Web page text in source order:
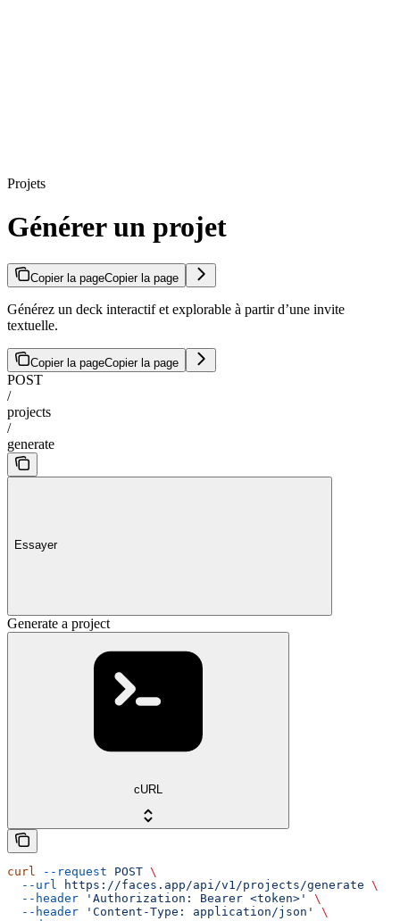
Projets
Générer un projet
Copier la pageCopier la page
Générez un deck interactif et explorable à partir d’une invite
textuelle.
Copier la pageCopier la page
POST
/
projects
/
generate
Essayer
Generate a project
cURL
curl --request POST \
  --url
https://faces.app/api/v1/projects/generate \
  --header
'Authorization: Bearer <token>'
\
  --header
'Content-Type: application/json'
\